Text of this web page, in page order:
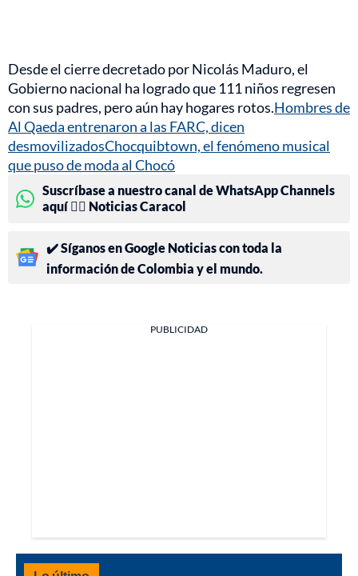
Desde el cierre decretado por Nicolás Maduro, el
Gobierno nacional ha logrado que 111 niños regresen
con sus padres, pero aún hay hogares rotos.Hombres de
Al Qaeda entrenaron a las FARC, dicen
desmovilizadosChocquibtown, el fenómeno musical
que puso de moda al Chocó
Suscríbase a nuestro canal de WhatsApp Channels
aquí 👉🏻 Noticias Caracol
✔️ Síganos en Google Noticias con toda la
información de Colombia y el mundo.
PUBLICIDAD